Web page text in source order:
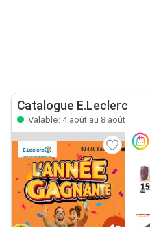
Catalogue E.Leclerc
Valable: 4 août au 8 août